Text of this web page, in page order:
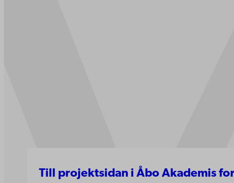
Till projektsidan i Åbo Akademis